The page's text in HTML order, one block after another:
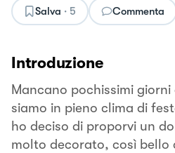
Salva · 5 Commenta
Introduzione
Mancano pochissimi
siamo in pieno clima di
ho deciso di proporvi un
molto decorato, così bello